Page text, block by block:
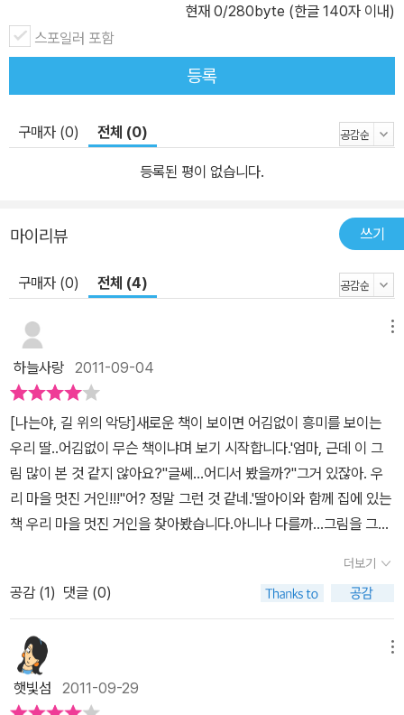
터들이 아기자기하고 사랑스럽다. 욕심 많고 심술궂은 찍찍이와 시종
일관 멀뚱멀뚱한 말이 서로 대비를 이루며 웃음을 짓게 한다. 찍찍이
에게 시달리며 억울해 하는 동물들과 위기 상황에서도 의연함을 잃지
않는 오리 등 캐릭터 하나하나의 표정과 행동이 익살스럽고 생동감이
넘친다. 나뭇잎, 작은 새, 벌레 등 배경도 그냥 지나치지 않고 하나하
나 정성스럽게 그려 내어 풍성한 볼거리를 제공한다.
현재 0/280byte (한글 140자 이내)
스포일러 포함
등록
구매자 (0) 전체 (0)
등록된 평이 없습니다.
마이리뷰 쓰기
구매자 (0) 전체 (4)
하늘사랑 2011-09-04
[나는야, 길 위의 악당]새로운 책이 보이면 어김없이 흥미를 보이는
우리 딸..어김없이 무슨 책이냐며 보기 시작합니다.'엄마, 근데 이 그
림 많이 본 것 같지 않아요?''글쎄...어디서 봤을까?''그거 있잖아. 우
리 마을 멋진 거인!!!''어? 정말 그런 것 같네.'딸아이와 함께 집에 있는
책 우리 마을 멋진 거인을 찾아봤습니다.아니나 다를까...그림을 그린
다 먼저 센쓰를 발휘해 주었네요. ㅎㅎ<우리 마을 멋진 거인>도 참
재미나게 봤던 터라 이 책도 읽기전부터 많이 궁금했어요.제목도 <나
는야, 길 위의 악당>이라 어떤 이야기일지 흥미가 막 생기게 했습니
다.표지 그림으로 봐서는 말을 타고 한쪽 손에는 칼을 들고 있는 생쥐
가 악당인게 맞는 것 같아요.그럼 어떤 이야기가 펼쳐질지 한 번 볼까
요? 길 위의 악당~ 길 위의 악당~난 길 위의 악당 찍찍이다!생쥐 찍
더보기
공감 (1) 댓글 (0)
햇빛섬 2011-09-29